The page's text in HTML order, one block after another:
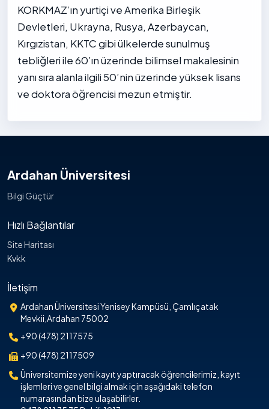
KORKMAZ’ın yurtiçi ve Amerika Birleşik
Devletleri, Ukrayna, Rusya, Azerbaycan,
Kırgızistan, KKTC gibi ülkelerde sunulmuş
tebliğleri ile 60’ın üzerinde bilimsel makalesinin
yanı sıra alanla ilgili 50’nin üzerinde yüksek lisans
ve doktora öğrencisi mezun etmiştir.
Ardahan Üniversitesi
Bilgi Güçtür
Hızlı Bağlantılar
Site Haritası
Kvkk
İletişim
Ardahan Üniversitesi Yenisey Kampüsü, Çamlıçatak
Mevkii,Ardahan 75002
+90 (478) 2117575
+90 (478) 2117509
Üniversitemize yeni kayıt yaptıracak öğrencilerimiz, kayıt
işlemleri ve genel bilgi almak için aşağıdaki telefon
numarasından bize ulaşabilirler.